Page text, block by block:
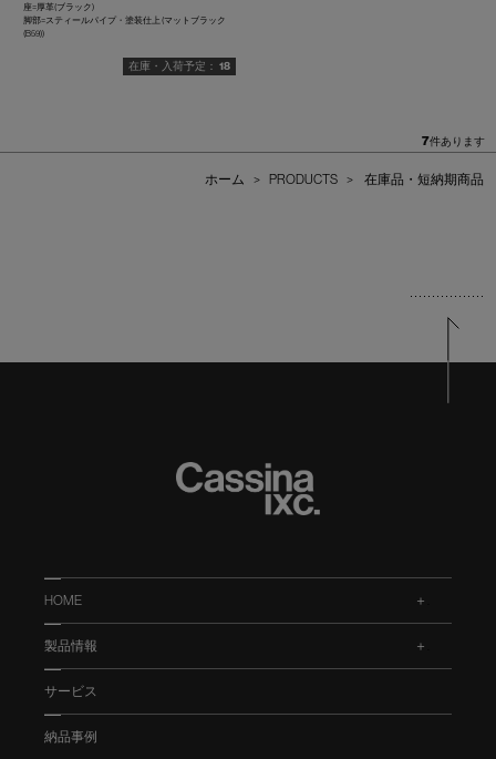
座=厚革(ブラック)
脚部=スティールパイプ・塗装仕上 (マットブラック
(B59))
18
7件あります
ホーム > PRODUCTS > 在庫品・短納期商品
HOME
製品情報
サービス
納品事例